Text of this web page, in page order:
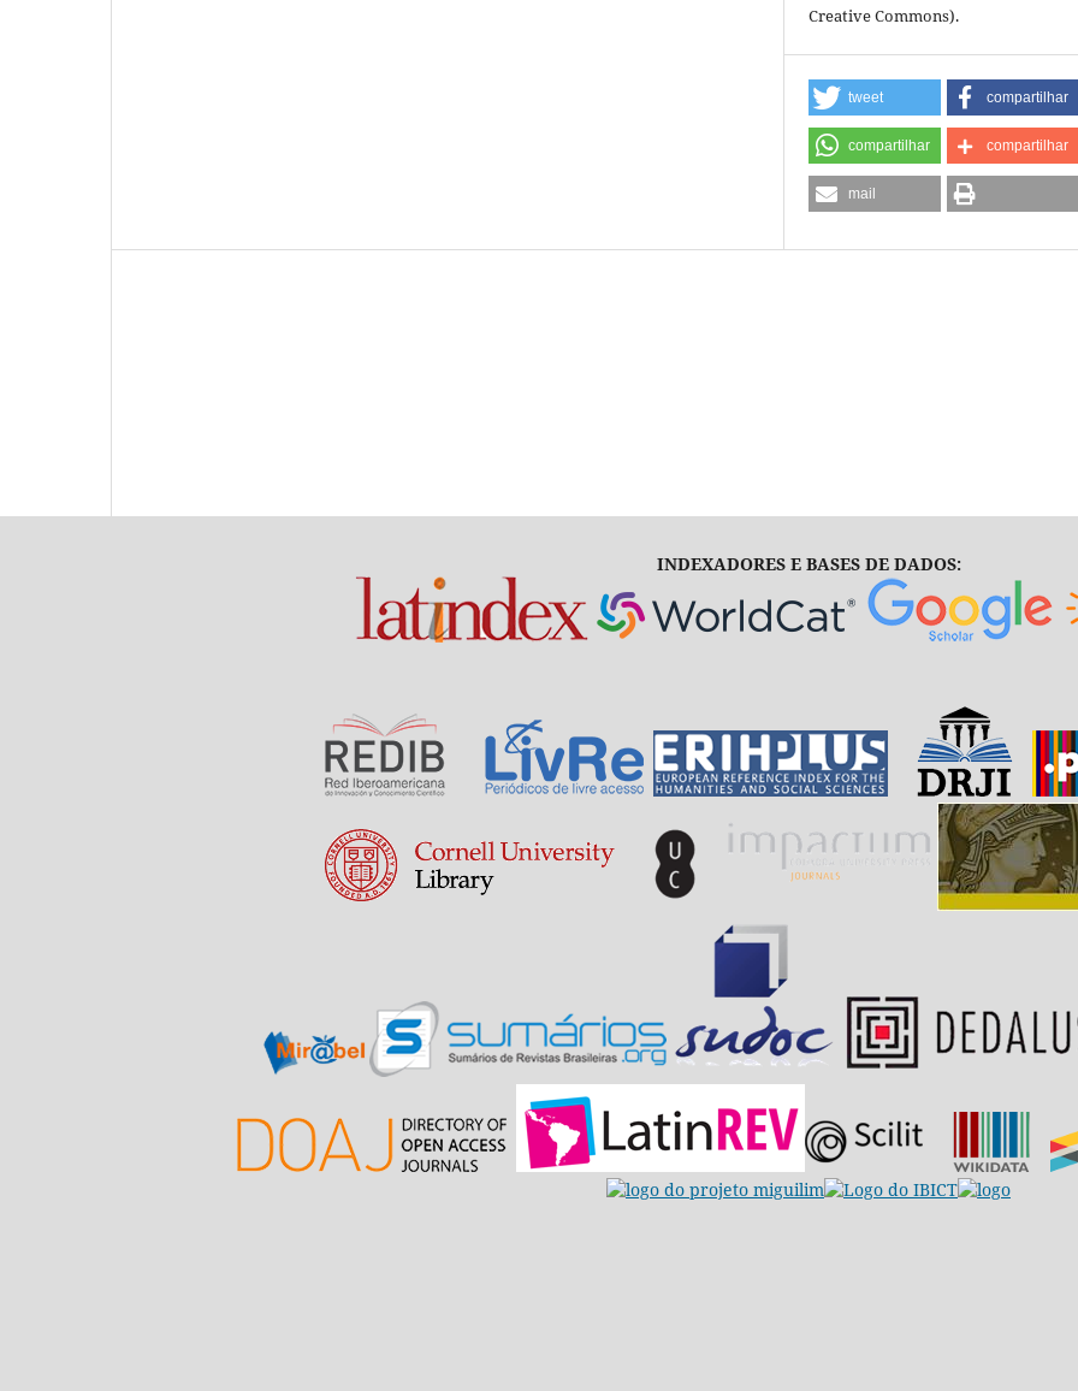
Creative Commons).
tweet compartilhar
compartilhar compartilhar
mail
INDEXADORES E BASES DE DADOS: